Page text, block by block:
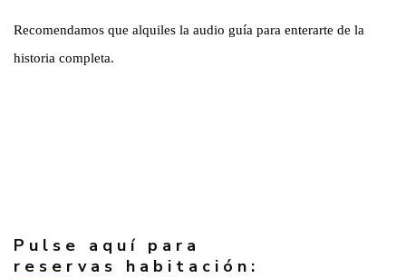
Recomendamos que alquiles la audio guía para enterarte de la
historia completa.
Pulse aquí para
reservas habitación: